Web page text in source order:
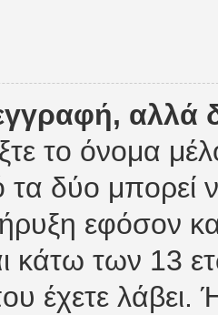
το όνομα
δύο μπορεί
εφόσον
κάτω των 13
έχετε λάβει.